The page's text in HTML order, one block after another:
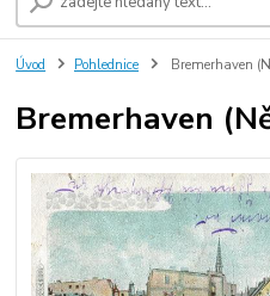
Úvod Pohlednice Bremerhaven
Bremerhaven